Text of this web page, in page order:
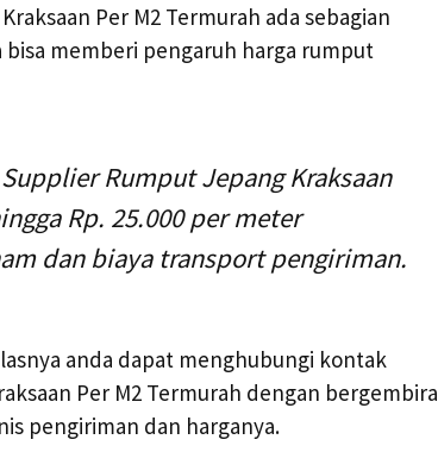
Per M2 Termurah ada sebagian
memberi pengaruh harga rumput
Rumput Jepang Kraksaan
Rp. 25.000 per meter
dan biaya transport pengiriman.
anda dapat menghubungi kontak
Per M2 Termurah dengan bergembira
pengiriman dan harganya.